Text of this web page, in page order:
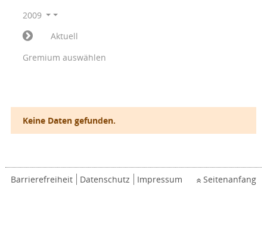
2009
Aktuell
Gremium auswählen
Keine Daten gefunden.
Barrierefreiheit Datenschutz Impressum Seitenanfang